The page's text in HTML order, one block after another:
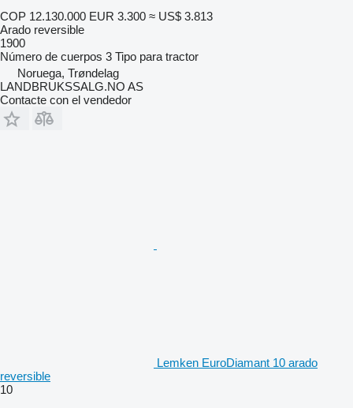
COP 12.130.000 EUR 3.300 ≈ US$ 3.813
Arado reversible
1900
Número de cuerpos 3 Tipo para tractor
Noruega, Trøndelag
LANDBRUKSSALG.NO AS
Contacte con el vendedor
Lemken EuroDiamant 10 arado
reversible
10